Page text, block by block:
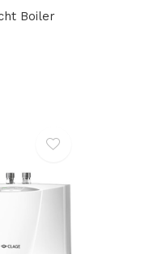
Boiler